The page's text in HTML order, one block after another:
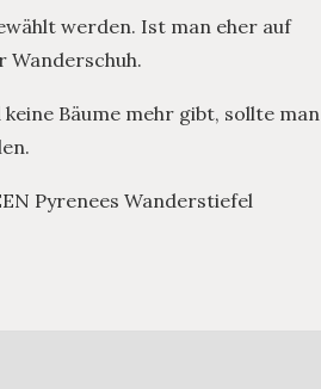
werden. Ist man eher auf
Wanderschuh.
Bäume mehr gibt, sollte man
Pyrenees Wanderstiefel